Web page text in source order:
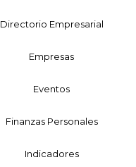
Directorio Empresarial
Empresas
Eventos
Finanzas Personales
Indicadores